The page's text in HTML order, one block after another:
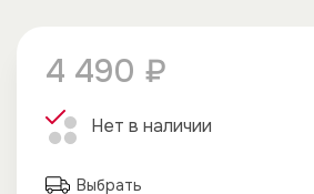
4 490 ₽
Нет в наличии
Выбрать